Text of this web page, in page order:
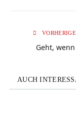
Geht,
AUCH